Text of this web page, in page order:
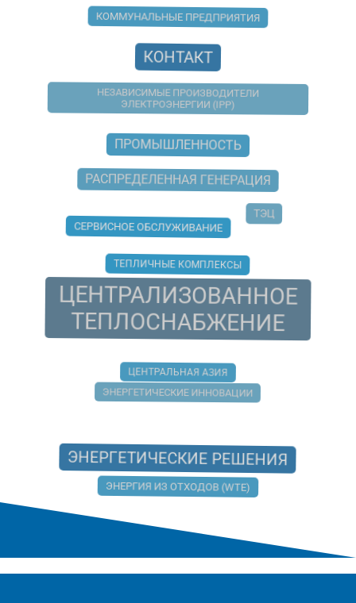
КОММУНАЛЬНЫЕ ПРЕДПРИЯТИЯ
КОНТАКТ
НЕЗАВИСИМЫЕ ПРОИЗВОДИТЕЛИ
ЭЛЕКТРОЭНЕРГИИ (IPP)
ПРОМЫШЛЕННОСТЬ
РАСПРЕДЕЛЕННАЯ ГЕНЕРАЦИЯ
СЕРВИСНОЕ ОБСЛУЖИВАНИЕ
ТЭЦ
ТЕПЛИЧНЫЕ КОМПЛЕКСЫ
ЦЕНТРАЛИЗОВАННОЕ
ТЕПЛОСНАБЖЕНИЕ
ЦЕНТРАЛЬНАЯ АЗИЯ
ЭНЕРГЕТИЧЕСКИЕ ИННОВАЦИИ
ЭНЕРГЕТИЧЕСКИЕ РЕШЕНИЯ